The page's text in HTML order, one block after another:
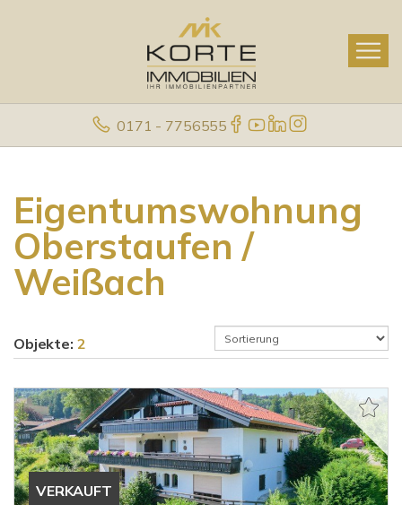
0171 - 7756555
Eigentumswohnung
Oberstaufen /
Weißach
Objekte: 2
VERKAUFT